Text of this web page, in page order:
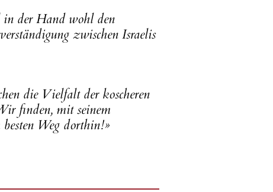
der Hand wohl den
zwischen Israelis
die Vielfalt der koscheren
finden, mit seinem
Weg dorthin!»